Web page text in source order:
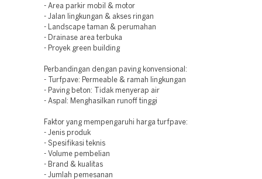
- Area parkir mobil & motor
- Jalan lingkungan & akses ringan
- Landscape taman & perumahan
- Drainase area terbuka
- Proyek green building
Perbandingan dengan paving konvensional:
- Turfpave: Permeable & ramah lingkungan
- Paving beton: Tidak menyerap air
- Aspal: Menghasilkan runoff tinggi
Faktor yang mempengaruhi harga turfpave:
- Jenis produk
- Spesifikasi teknis
- Volume pembelian
- Brand & kualitas
- Jumlah pemesanan